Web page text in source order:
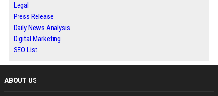
Legal
Press Release
Daily News Analysis
Digital Marketing
SEO List
ABOUT US